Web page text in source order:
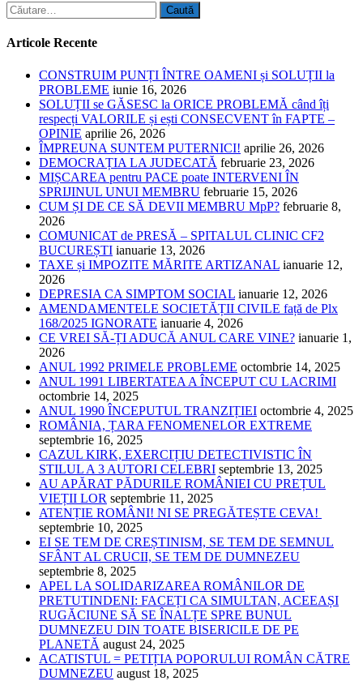
Caută
după:
Articole Recente
CONSTRUIM PUNȚI ÎNTRE OAMENI și SOLUȚII la
PROBLEME iunie 16, 2026
SOLUȚII se GĂSESC la ORICE PROBLEMĂ când îți
respecți VALORILE și ești CONSECVENT în FAPTE –
OPINIE aprilie 26, 2026
ÎMPREUNA SUNTEM PUTERNICI! aprilie 26, 2026
DEMOCRAȚIA LA JUDECATĂ februarie 23, 2026
MIȘCAREA pentru PACE poate INTERVENI ÎN
SPRIJINUL UNUI MEMBRU februarie 15, 2026
CUM ȘI DE CE SĂ DEVII MEMBRU MpP? februarie 8,
2026
COMUNICAT de PRESĂ – SPITALUL CLINIC CF2
BUCUREȘTI ianuarie 13, 2026
TAXE și IMPOZITE MĂRITE ARTIZANAL ianuarie 12,
2026
DEPRESIA CA SIMPTOM SOCIAL ianuarie 12, 2026
AMENDAMENTELE SOCIETĂȚII CIVILE față de Plx
168/2025 IGNORATE ianuarie 4, 2026
CE VREI SĂ-ȚI ADUCĂ ANUL CARE VINE? ianuarie 1,
2026
ANUL 1992 PRIMELE PROBLEME octombrie 14, 2025
ANUL 1991 LIBERTATEA A ÎNCEPUT CU LACRIMI
octombrie 14, 2025
ANUL 1990 ÎNCEPUTUL TRANZIȚIEI octombrie 4, 2025
ROMÂNIA, ȚARA FENOMENELOR EXTREME
septembrie 16, 2025
CAZUL KIRK, EXERCIȚIU DETECTIVISTIC ÎN
STILUL A 3 AUTORI CELEBRI septembrie 13, 2025
AU APĂRAT PĂDURILE ROMÂNIEI CU PREȚUL
VIEȚII LOR septembrie 11, 2025
ATENȚIE ROMÂNI! NI SE PREGĂTEȘTE CEVA!
septembrie 10, 2025
EI SE TEM DE CREȘTINISM, SE TEM DE SEMNUL
SFÂNT AL CRUCII, SE TEM DE DUMNEZEU
septembrie 8, 2025
APEL LA SOLIDARIZAREA ROMÂNILOR DE
PRETUTINDENI: FACEȚI CA SIMULTAN, ACEEAȘI
RUGĂCIUNE SĂ SE ÎNALȚE SPRE BUNUL
DUMNEZEU DIN TOATE BISERICILE DE PE
PLANETĂ august 24, 2025
ACATISTUL = PETIȚIA POPORULUI ROMÂN CĂTRE
DUMNEZEU august 18, 2025